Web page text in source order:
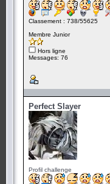
Classement : 738/55625
Membre Junior
Hors ligne
Messages: 76
Perfect Slayer
Profil challenge